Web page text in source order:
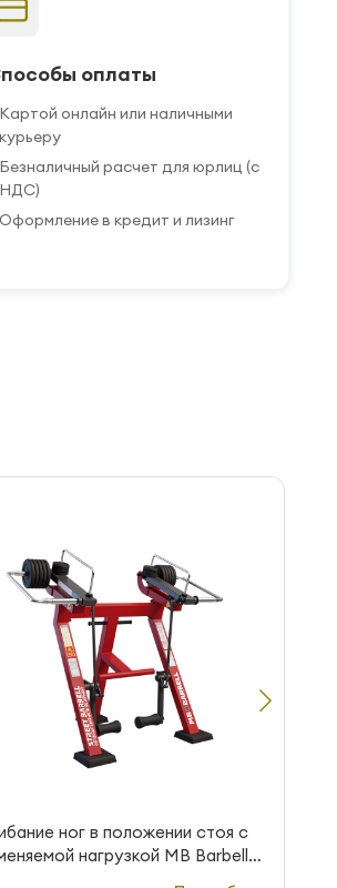
оплаты
Картой онлайн или наличными
курьеру
Безналичный расчет для юрлиц (с
НДС)
Оформление в кредит и лизинг
ног в положении стоя с
нагрузкой MB Barbell